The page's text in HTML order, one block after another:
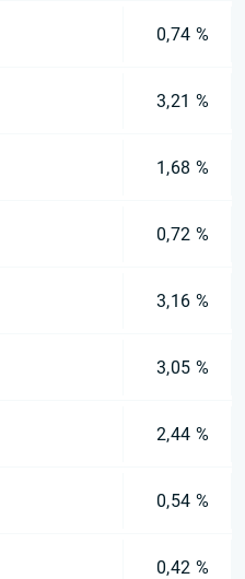
0,74 %
3,21 %
1,68 %
0,72 %
3,16 %
3,05 %
2,44 %
0,54 %
0,42 %